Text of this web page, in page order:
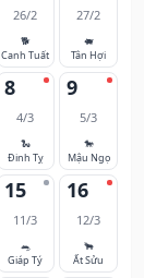
26/2
🐕
Canh Tuất
27/2
🐖
Tân Hợi
8
4/3
🐍
Đinh Tỵ
9
5/3
🐎
Mậu Ngọ
15
11/3
🐀
Giáp Tý
16
12/3
🐂
Ất Sửu